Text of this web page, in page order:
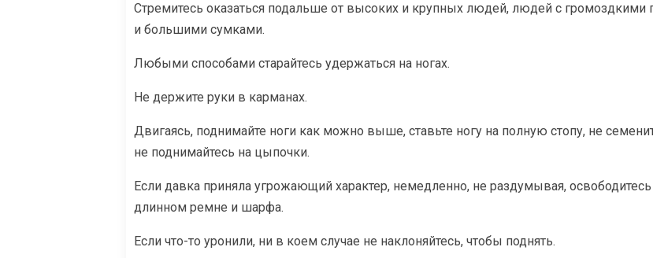
Стремитесь оказаться подальше от высоких и крупных людей, людей с громоздкими
и большими сумками.
Любыми способами старайтесь удержаться на ногах.
Не держите руки в карманах.
Двигаясь, поднимайте ноги как можно выше, ставьте ногу на полную стопу, не
не поднимайтесь на цыпочки.
Если давка приняла угрожающий характер, немедленно, не раздумывая,
длинном ремне и шарфа.
Если что-то уронили, ни в коем случае не наклоняйтесь, чтобы поднять.